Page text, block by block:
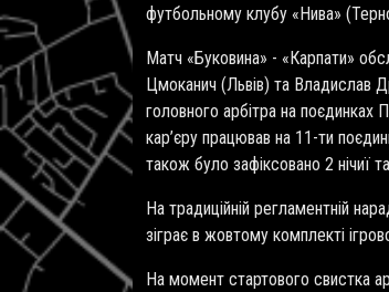
футбольному клубу «Нива»
Матч «Буковина» - «Карпати»
Цмоканич (Львів) та Владислав
головного арбітра на поєдинках
кар’єру працював на 11-ти
також було зафіксовано 2 нічиї
На традиційній регламентній
зіграє в жовтому комплекті
На момент стартового свистка